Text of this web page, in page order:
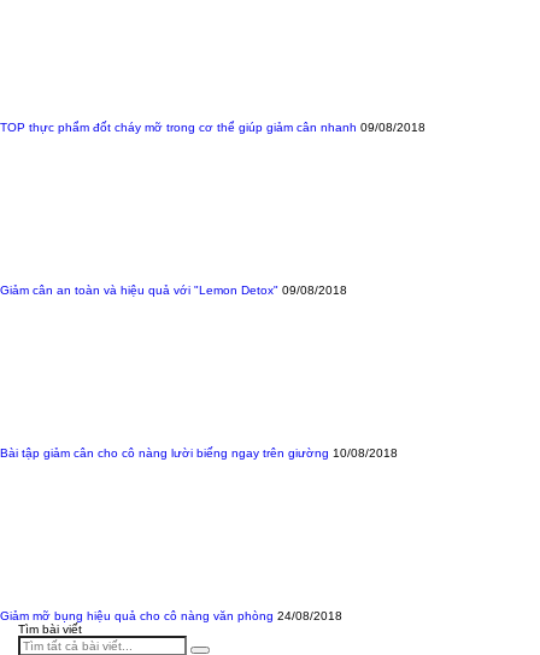
TOP thực phẩm đốt cháy mỡ trong cơ thể giúp giảm cân nhanh 09/08/2018
Giảm cân an toàn và hiệu quả với "Lemon Detox" 09/08/2018
Bài tập giảm cân cho cô nàng lười biếng ngay trên giường 10/08/2018
Giảm mỡ bụng hiệu quả cho cô nàng văn phòng 24/08/2018
Tìm bài viết